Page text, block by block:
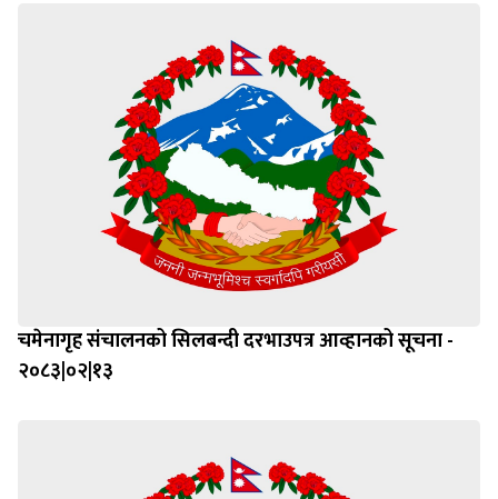
चमेनागृह संचालनको सिलबन्दी दरभाउपत्र आव्हानको सूचना -
२०८३|०२|१३